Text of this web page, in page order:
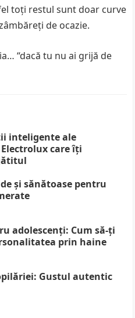
toţi restul sunt doar curve
de ocazie.
“dacă tu nu ai grijă de
inteligente ale
care îți
și sănătoase pentru
adolescenți: Cum să-ți
prin haine
Gustul autentic